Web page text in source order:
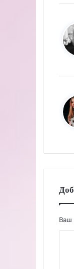
Ваш